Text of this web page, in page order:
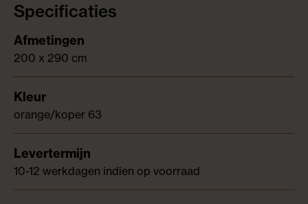
Specificaties
200 x 290 cm
orange/koper 63
10-12 werkdagen indien op voorraad